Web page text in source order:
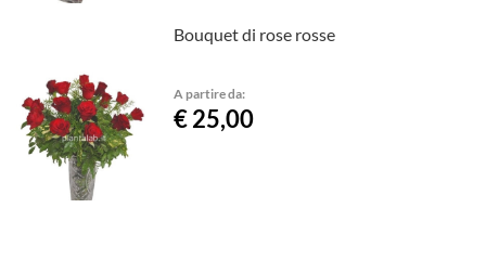
Bouquet di rose rosse
A partire da:
€ 25,00